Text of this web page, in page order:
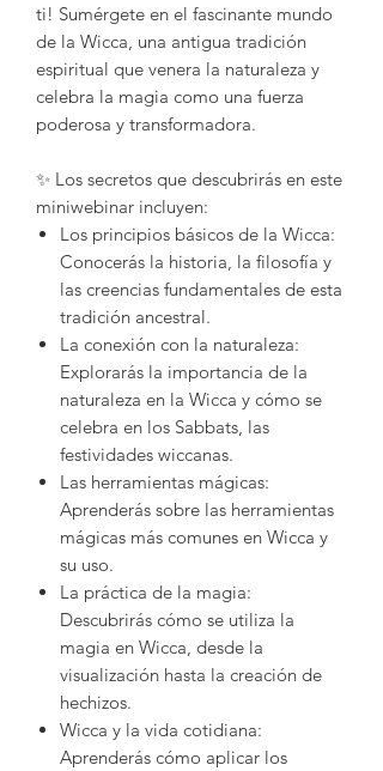
ti! Sumérgete en el fascinante mundo
de la Wicca, una antigua tradición
espiritual que venera la naturaleza y
celebra la magia como una fuerza
poderosa y transformadora.
✨ Los secretos que descubrirás en este
miniwebinar incluyen:
Los principios básicos de la Wicca:
Conocerás la historia, la filosofía y
las creencias fundamentales de esta
tradición ancestral.
La conexión con la naturaleza:
Explorarás la importancia de la
naturaleza en la Wicca y cómo se
celebra en los Sabbats, las
festividades wiccanas.
Las herramientas mágicas:
Aprenderás sobre las herramientas
mágicas más comunes en Wicca y
su uso.
La práctica de la magia:
Descubrirás cómo se utiliza la
magia en Wicca, desde la
visualización hasta la creación de
hechizos.
Wicca y la vida cotidiana:
Aprenderás cómo aplicar los